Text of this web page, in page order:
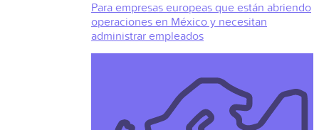
Para empresas europeas que están abriendo
operaciones en México y necesitan
administrar empleados